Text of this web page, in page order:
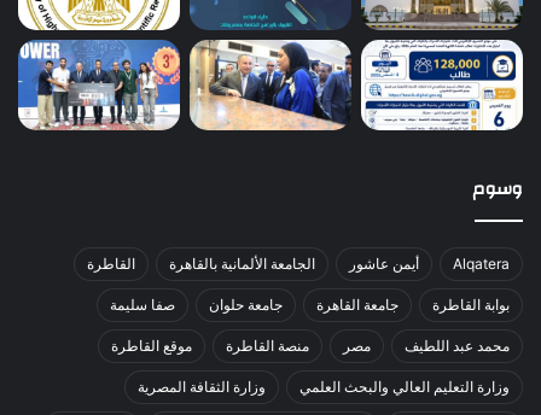
وسوم
Alqatera أيمن عاشور الجامعة الألمانية بالقاهرة القاطرة
بوابة القاطرة جامعة القاهرة جامعة حلوان صفا سليمة
محمد عبد اللطيف مصر منصة القاطرة موقع القاطرة
وزارة التعليم العالي والبحث العلمي وزارة الثقافة المصرية